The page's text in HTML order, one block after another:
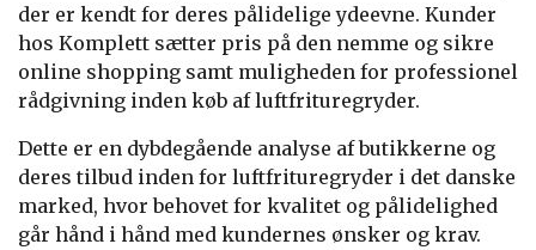
der er kendt for deres pålidelige ydeevne. Kunder
hos Komplett sætter pris på den nemme og sikre
online shopping samt muligheden for professionel
rådgivning inden køb af luftfrituregryder.
Dette er en dybdegående analyse af butikkerne og
deres tilbud inden for luftfrituregryder i det danske
marked, hvor behovet for kvalitet og pålidelighed
går hånd i hånd med kundernes ønsker og krav.